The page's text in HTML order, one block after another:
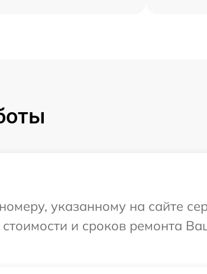
указанному на сайте
и сроков ремонта